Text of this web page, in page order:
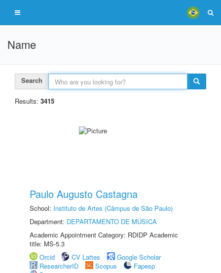
Name
Search
Results: 3415
Paulo Augusto Castagna
School: Instituto de Artes (Câmpus de São Paulo)
Department: DEPARTAMENTO DE MÚSICA
Academic Appointment Category: RDIDP Academic
title: MS-5.3
Orcid
CV Lattes
Google Scholar
ResearcherID
Scopus
Fapesp